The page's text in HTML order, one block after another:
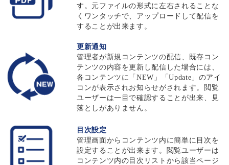
す。元ファイルの形式に左右されることな
くワンタッチで、アップロードして配信を
することが出来ます。
更新通知
管理者が新規コンテンツの配信、既存コン
テンツの内容を更新し配信した場合には、
各コンテンツに「NEW」「Update」のアイ
コンが表示されお知らせがされます。閲覧
ユーザーは一目で確認することが出来、見
落としがありません。
目次設定
管理画面からコンテンツ内に簡単に目次を
設定することが出来ます。閲覧ユーザーは
コンテンツ内の目次リストから該当ページ